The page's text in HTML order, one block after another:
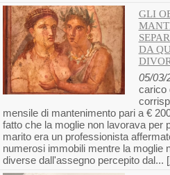
GLI
DA
05/03/
carico
mensile di mantenimento pari a €
fatto che la moglie non lavorava per
marito era un professionista
numerosi immobili mentre la moglie
diverse dall'assegno percepito dal... [